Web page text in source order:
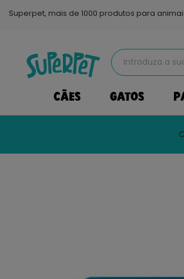
Superpet, mais de 1000 produtos para
CÃES GATOS